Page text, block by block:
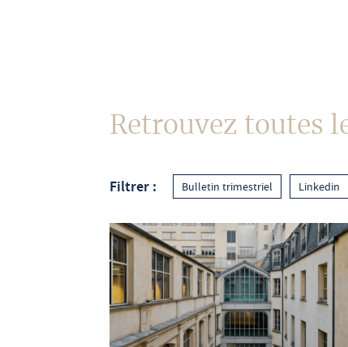
Retrouvez toutes
Filtrer : Bulletin trimestriel Linkedin